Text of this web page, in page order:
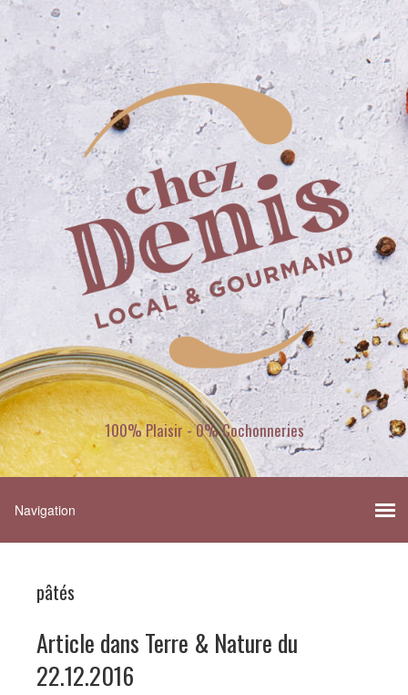
100% Plaisir - 0% Cochonneries
pâtés
Article dans Terre & Nature du
22.12.2016